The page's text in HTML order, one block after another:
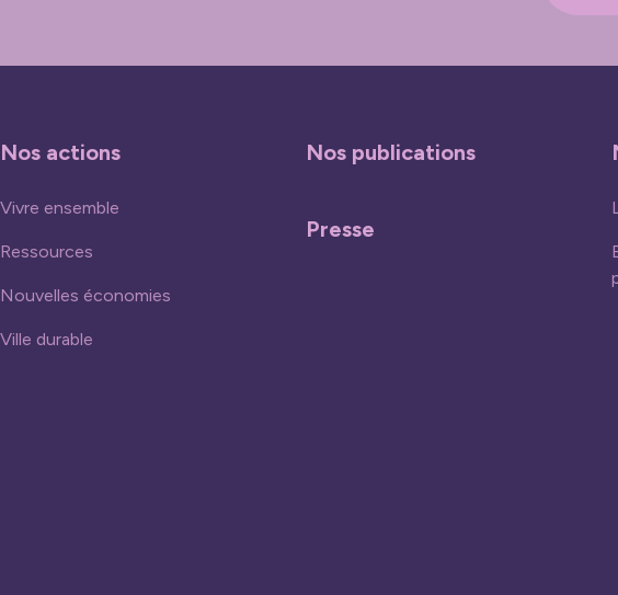
Nos actions
Vivre ensemble
Ressources
Nouvelles économies
Ville durable
Nos publications
Presse